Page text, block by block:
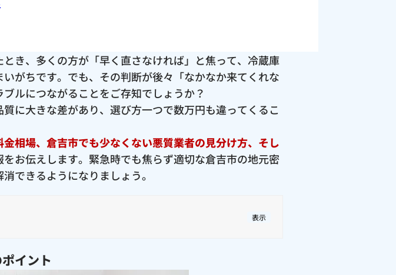
き、多くの方が「早く直さなければ」と焦って、冷蔵庫
がちです。でも、その判断が後々「なかなか来てくれな
ルにつながることをご存知でしょうか？
に大きな差があり、選び方一つで数万円も違ってくるこ
相場、倉吉市でも少なくない悪質業者の見分け方、そし
お伝えします。緊急時でも焦らず適切な倉吉市の地元密
できるようになりましょう。
表示
イント